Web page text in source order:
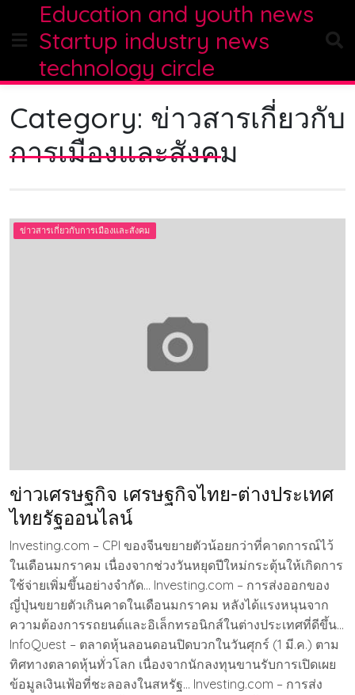
content
Education and youth news
Startup industry news
technology circle
Category: ข่าวสารเกี่ยวกับ
การเมืองและสังคม
ข่าวสารเกี่ยวกับการเมืองและสังคม
ข่าวเศรษฐกิจ เศรษฐกิจไทย-ต่างประเทศ
ไทยรัฐออนไลน์
Investing.com – CPI ของจีนขยายตัวน้อยกว่าที่คาดการณ์ไว้
ในเดือนมกราคม เนื่องจากช่วงวันหยุดปีใหม่กระตุ้นให้เกิดการ
ใช้จ่ายเพิ่มขึ้นอย่างจำกัด… Investing.com – การส่งออกของ
ญี่ปุ่นขยายตัวเกินคาดในเดือนมกราคม หลังได้แรงหนุนจาก
ความต้องการรถยนต์และอิเล็กทรอนิกส์ในต่างประเทศที่ดีขึ้น…
InfoQuest – ตลาดหุ้นลอนดอนปิดบวกในวันศุกร์ (1 มี.ค.) ตาม
ทิศทางตลาดหุ้นทั่วโลก เนื่องจากนักลงทุนขานรับการเปิดเผย
ข้อมูลเงินเฟ้อที่ชะลอลงในสหรัฐ… Investing.com – การส่ง